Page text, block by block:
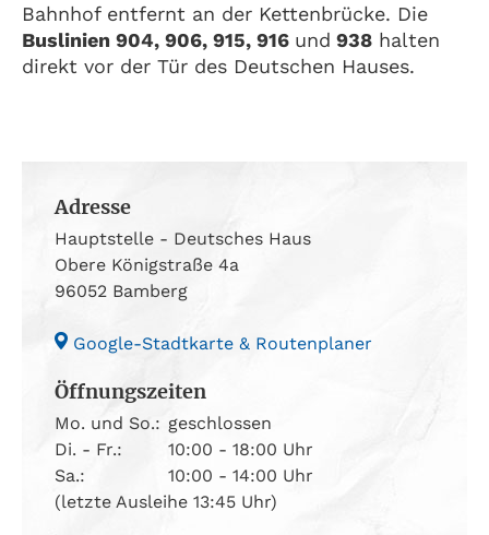
Bahnhof entfernt an der Kettenbrücke. Die
Buslinien 904, 906, 915, 916 und 938 halten
direkt vor der Tür des Deutschen Hauses.
Adresse
Hauptstelle - Deutsches Haus
Obere Königstraße 4a
96052 Bamberg
Google-Stadtkarte & Routenplaner
Öffnungszeiten
Mo. und So.: geschlossen
Di. - Fr.:
10:00 - 18:00 Uhr
Sa.:
10:00 - 14:00 Uhr
(letzte Ausleihe 13:45 Uhr)